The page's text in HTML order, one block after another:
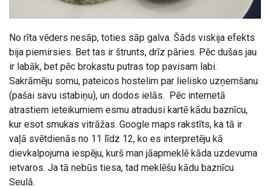
No rīta vēders nesāp, toties sāp galva. Šāds viskija efekts
bija piemirsies. Bet tas ir štrunts, drīz pāries. Pēc dušas jau
ir labāk, bet pēc brokastu putras top pavisam labi.
Sakrāmēju somu, pateicos hostelim par lielisko uzņemšanu
(pašai savu istabiņu), un dodos ielās. Pēc internetā
atrastiem ieteikumiem esmu atradusi kartē kādu baznīcu,
kur esot smukas vitrāžas. Google maps rakstīts, ka tā ir
vaļā svētdienās no 11 līdz 12, ko es interpretēju kā
dievkalpojuma iespēju, kurš man jāapmeklē kāda uzdevuma
ietvaros. Ja tā nebūs tiesa, tad meklēšu kādu baznīcu
Seulā.